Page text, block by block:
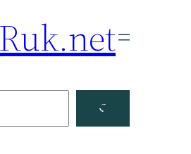
Facebook